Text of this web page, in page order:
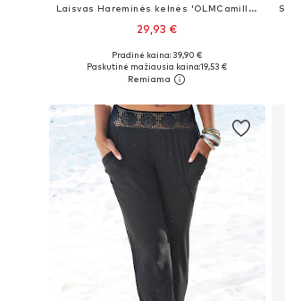
Laisvas Hareminės kelnės 'OLMCamillie'
29,93 €
Galimi dydžiai: S x 32, L x 32, XL x 32
Į krepšelį
Pradinė kaina: 39,90 €
Paskutinė mažiausia kaina:19,53 €